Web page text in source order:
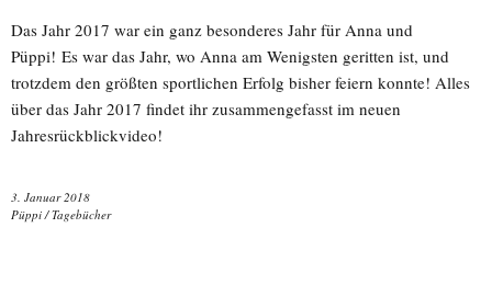
Das Jahr 2017 war ein ganz besonderes Jahr für Anna und
Püppi! Es war das Jahr, wo Anna am Wenigsten geritten ist, und
trotzdem den größten sportlichen Erfolg bisher feiern konnte! Alles
über das Jahr 2017 findet ihr zusammengefasst im neuen
Jahresrückblickvideo!
3. Januar 2018
Püppi /Tagebücher